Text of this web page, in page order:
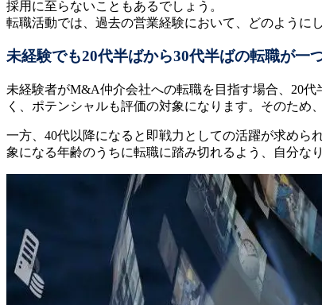
採用に至らないこともあるでしょう。
転職活動では、過去の営業経験において、どのように
未経験でも20代半ばから30代半ばの転職が一
未経験者がM&A仲介会社への転職を目指す場合、20
く、ポテンシャルも評価の対象になります。そのため
一方、40代以降になると即戦力としての活躍が求め
象になる年齢のうちに転職に踏み切れるよう、自分な